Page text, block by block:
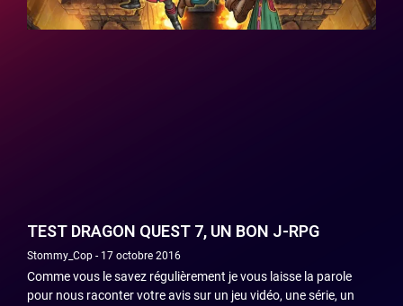
TEST DRAGON QUEST 7, UN BON J-RPG
Stommy_Cop 17 octobre 2016
Comme vous le savez régulièrement je vous laisse la parole
pour nous raconter votre avis sur un jeu vidéo, une série, un